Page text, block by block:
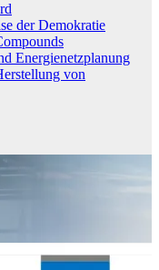
der Demokratie
Energienetzplanung
von